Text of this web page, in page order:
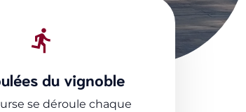
du vignoble
se déroule chaque